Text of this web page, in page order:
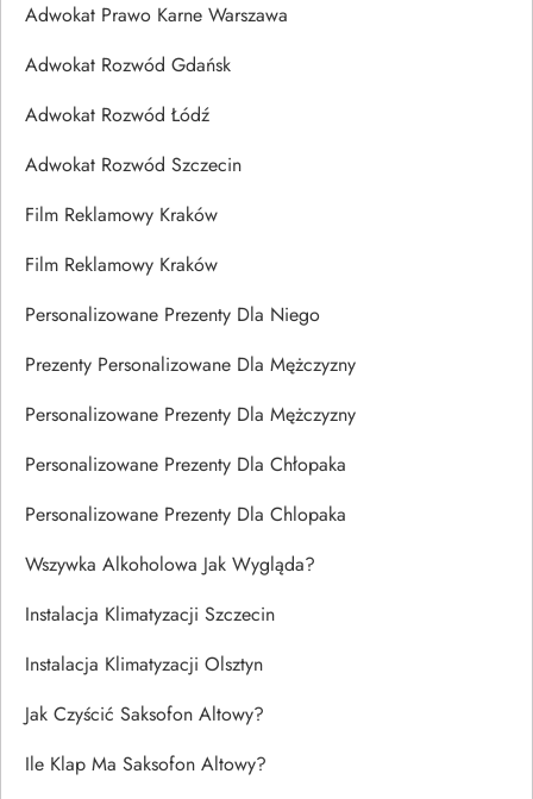
Adwokat Prawo Karne Warszawa
Adwokat Rozwód Gdańsk
Adwokat Rozwód Łódź
Adwokat Rozwód Szczecin
Film Reklamowy Kraków
Film Reklamowy Kraków
Personalizowane Prezenty Dla Niego
Prezenty Personalizowane Dla Mężczyzny
Personalizowane Prezenty Dla Mężczyzny
Personalizowane Prezenty Dla Chłopaka
Personalizowane Prezenty Dla Chlopaka
Wszywka Alkoholowa Jak Wygląda?
Instalacja Klimatyzacji Szczecin
Instalacja Klimatyzacji Olsztyn
Jak Czyścić Saksofon Altowy?
Ile Klap Ma Saksofon Altowy?